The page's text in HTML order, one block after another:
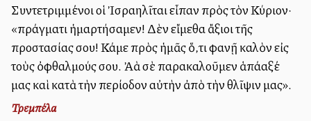
Συντετριμμένοι οἱ Ἰσραηλῖται εἶπαν πρὸς τὸν Κύριον·
«πράγματι ἡμαρτήσαμεν! Δὲν εἴμεθα ἄξιοι τῆς
προστασίας σου! Κάμε πρὸς ἡμᾶς ὅ,τι φανῇ καλὸν εἰς
τοὺς ὀφθαλμούς σου. Ἀλλὰ σὲ παρακαλοῦμεν ἁπάλλαξέ
μας καὶ κατὰ τὴν περίοδον αὐτὴν ἀπὸ τὴν θλῖψιν μας».
Τρεμπέλα